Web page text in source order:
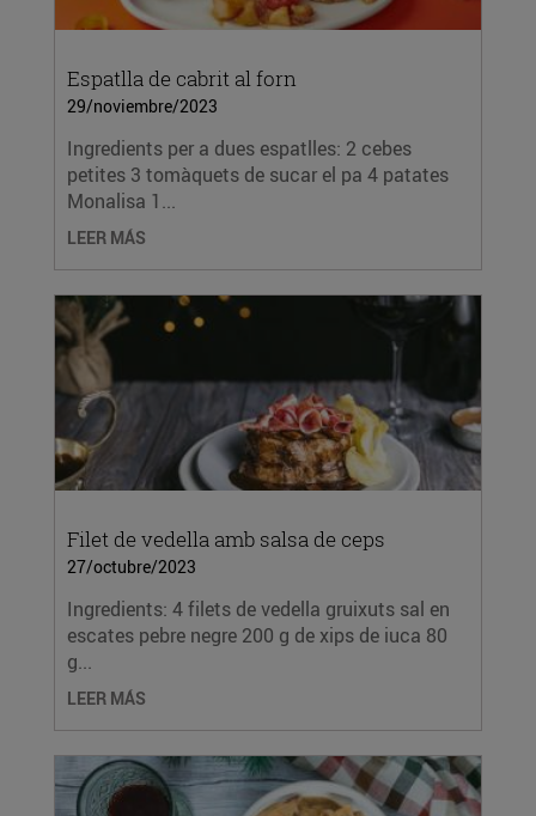
Espatlla de cabrit al forn
29/noviembre/2023
Ingredients per a dues espatlles: 2 cebes
petites 3 tomàquets de sucar el pa 4 patates
Monalisa 1...
LEER MÁS
Filet de vedella amb salsa de ceps
27/octubre/2023
Ingredients: 4 filets de vedella gruixuts sal en
escates pebre negre 200 g de xips de iuca 80
g...
LEER MÁS